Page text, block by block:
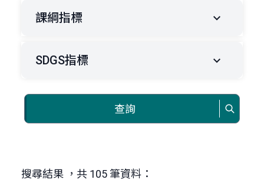
課綱指標
SDGS指標
查詢
搜尋結果 ，共 105 筆資料：